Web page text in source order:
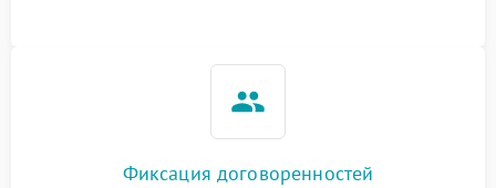
Фиксация договоренностей